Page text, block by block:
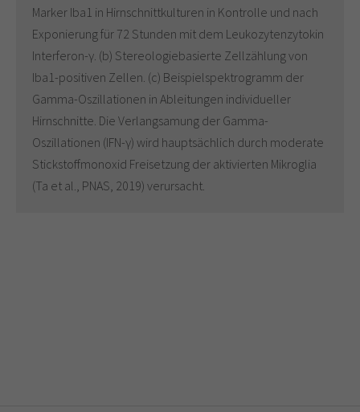
Marker Iba1 in Hirnschnittkulturen in Kontrolle und nach
Exponierung für 72 Stunden mit dem Leukozytenzytokin
Interferon-γ. (b) Stereologiebasierte Zellzählung von
Iba1-positiven Zellen. (c) Beispielspektrogramm der
Gamma-Oszillationen in Ableitungen individueller
Hirnschnitte. Die Verlangsamung der Gamma-
Oszillationen (IFN-γ) wird hauptsächlich durch moderate
Stickstoffmonoxid Freisetzung der aktivierten Mikroglia
(Ta et al., PNAS, 2019) verursacht.